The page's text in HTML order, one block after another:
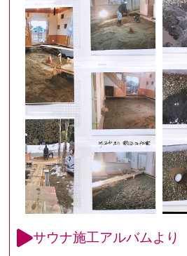
サウナ施工アルバムより